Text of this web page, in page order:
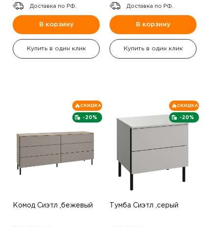
Доставка по РФ.
В корзину
Купить в один клик
Доставка по РФ.
В корзину
Купить в один клик
-20%
СКИДКА
Комод Сиэтл ,бежевый
-20%
СКИДКА
Тумба Сиэтл ,серый